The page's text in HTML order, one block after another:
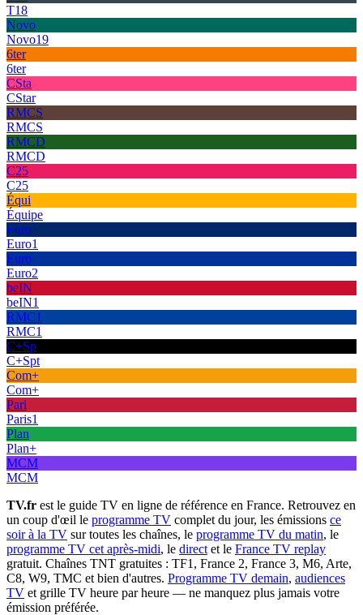
T18
Novo
Novo19
6ter
6ter
CSta
CStar
RMCS
RMCS
RMCD
RMCD
C25
C25
Équi
Équipe
Euro
Euro1
Euro
Euro2
beIN
beIN1
RMC1
RMC1
C+Sp
C+Spt
Com+
Com+
Pari
Paris1
Plan
Plan+
MCM
MCM
TV.fr est le guide TV en ligne de référence en France. Retrouvez en
un coup d'œil le programme TV complet du jour, les émissions ce
soir à la TV sur toutes les chaînes, le programme TV du matin, le
programme TV cet après-midi, le direct et le France TV replay
gratuit. Chaînes TNT gratuites : TF1, France 2, France 3, M6, Arte,
C8, W9, TMC et bien d'autres. Programme TV demain, audiences
TV et grille TV heure par heure — ne manquez plus jamais votre
émission préférée.